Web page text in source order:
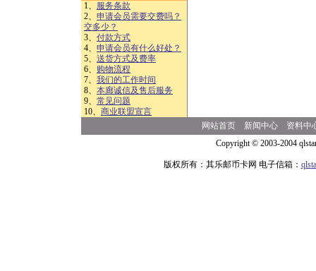
1、 服务条款
2、 申请会员需要交费吗？
交多少？
3、 付款方式
4、 申请会员有什么好处？
5、 送货方式及费率
6、 购物流程
7、 我们的工作时间
8、 本廊诚信及售后服务
9、 常见问题
10、 商业联盟宣言
网站首页 新闻中心
资料中
Copyright © 2003-2004
版权所有：其乐邮币卡网 电子信箱：